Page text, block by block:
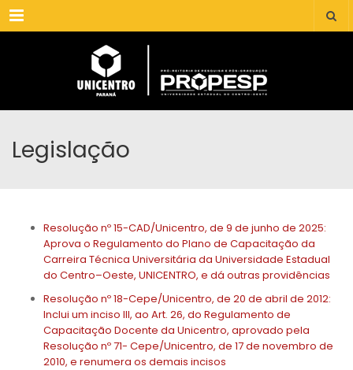
Menu
Legislação
Resolução nº 15-CAD/Unicentro, de 9 de junho de 2025:
Aprova o Regulamento do Plano de Capacitação da
Carreira Técnica Universitária da Universidade Estadual
do Centro–Oeste, UNICENTRO, e dá outras providências
Resolução nº 18-Cepe/Unicentro, de 20 de abril de 2012:
Inclui um inciso III, ao Art. 26, do Regulamento de
Capacitação Docente da Unicentro, aprovado pela
Resolução nº 71- Cepe/Unicentro, de 17 de novembro de
2010, e renumera os demais incisos